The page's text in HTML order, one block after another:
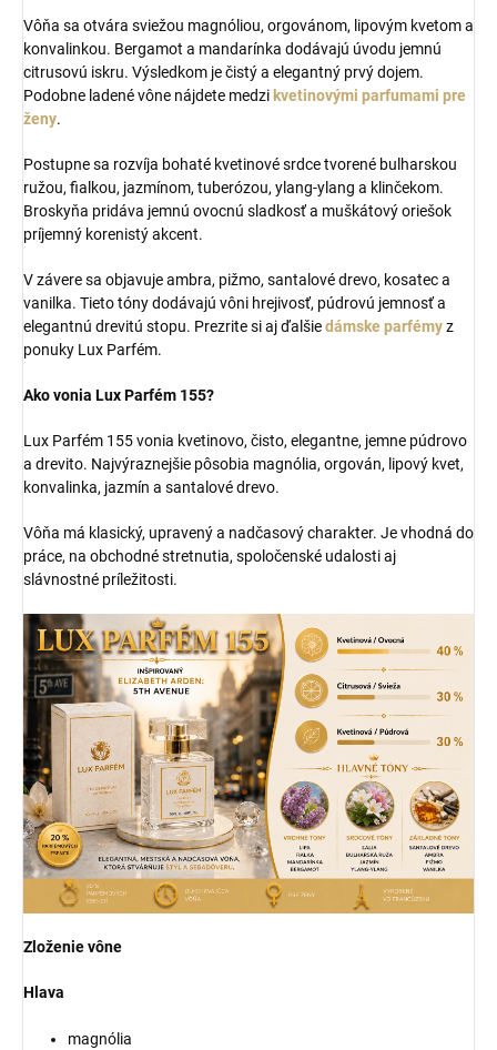
Vôňa sa otvára sviežou magnóliou, orgovánom, lipovým kvetom a
konvalinkou. Bergamot a mandarínka dodávajú úvodu jemnú
citrusovú iskru. Výsledkom je čistý a elegantný prvý dojem.
Podobne ladené vône nájdete medzi kvetinovými parfumami pre
ženy.
Postupne sa rozvíja bohaté kvetinové srdce tvorené bulharskou
ružou, fialkou, jazmínom, tuberózou, ylang-ylang a klinčekom.
Broskyňa pridáva jemnú ovocnú sladkosť a muškátový oriešok
príjemný korenistý akcent.
V závere sa objavuje ambra, pižmo, santalové drevo, kosatec a
vanilka. Tieto tóny dodávajú vôni hrejivosť, púdrovú jemnosť a
elegantnú drevitú stopu. Prezrite si aj ďalšiedámske parfémyz
ponuky Lux Parfém.
Ako vonia Lux Parfém 155?
Lux Parfém 155 vonia kvetinovo, čisto, elegantne, jemne púdrovo
a drevito. Najvýraznejšie pôsobia magnólia, orgován, lipový kvet,
konvalinka, jazmín a santalové drevo.
Vôňa má klasický, upravený a nadčasový charakter. Je vhodná do
práce, na obchodné stretnutia, spoločenské udalosti aj
slávnostné príležitosti.
Zloženie vône
Hlava
magnólia